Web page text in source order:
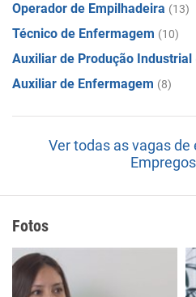
Operador de Empilhadeira (13)
Técnico de Enfermagem (10)
Auxiliar de Produção Industrial
Auxiliar de Enfermagem (8)
Ver todas as vagas de
Fotos